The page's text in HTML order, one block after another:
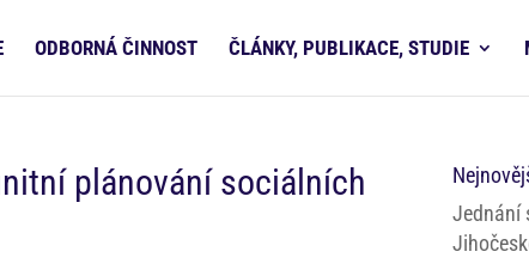
ODBORNÁ ČINNOST ČLÁNKY, PUBLIKACE, STUDIE
plánování sociálních
Jednání